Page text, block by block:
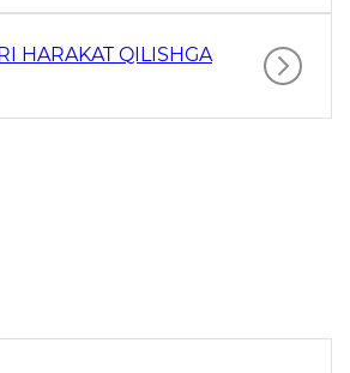
HARAKAT QILISHGA